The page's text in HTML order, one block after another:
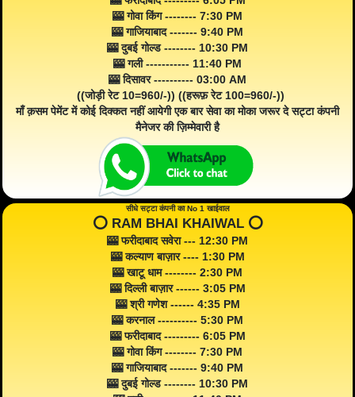
🎰 गोवा किंग -------- 7:30 PM
🎰 गाजियाबाद ------- 9:40 PM
🎰 दुबई गोल्ड -------- 10:30 PM
🎰 गली ----------- 11:40 PM
🎰 दिसावर ---------- 03:00 AM
((जोड़ी रेट 10=960/-)) ((हरूफ़ रेट 100=960/-))
माँ क़सम पेमेंट में कोई दिक्कत नहीं आयेगी एक बार सेवा का मोका जरूर दे सट्टा कंपनी
मैनेजर की ज़िम्मेवारी है
सीधे सट्टा कंपनी का No 1 खाईवाल
⭕️ RAM BHAI KHAIWAL ⭕️
🎰 फरीदाबाद सवेरा --- 12:30 PM
🎰 कल्याण बाज़ार ---- 1:30 PM
🎰 खाटू धाम -------- 2:30 PM
🎰 दिल्ली बाज़ार ------ 3:05 PM
🎰 श्री गणेश ------ 4:35 PM
🎰 करनाल ---------- 5:30 PM
🎰 फरीदाबाद --------- 6:05 PM
🎰 गोवा किंग -------- 7:30 PM
🎰 गाजियाबाद ------- 9:40 PM
🎰 दुबई गोल्ड -------- 10:30 PM